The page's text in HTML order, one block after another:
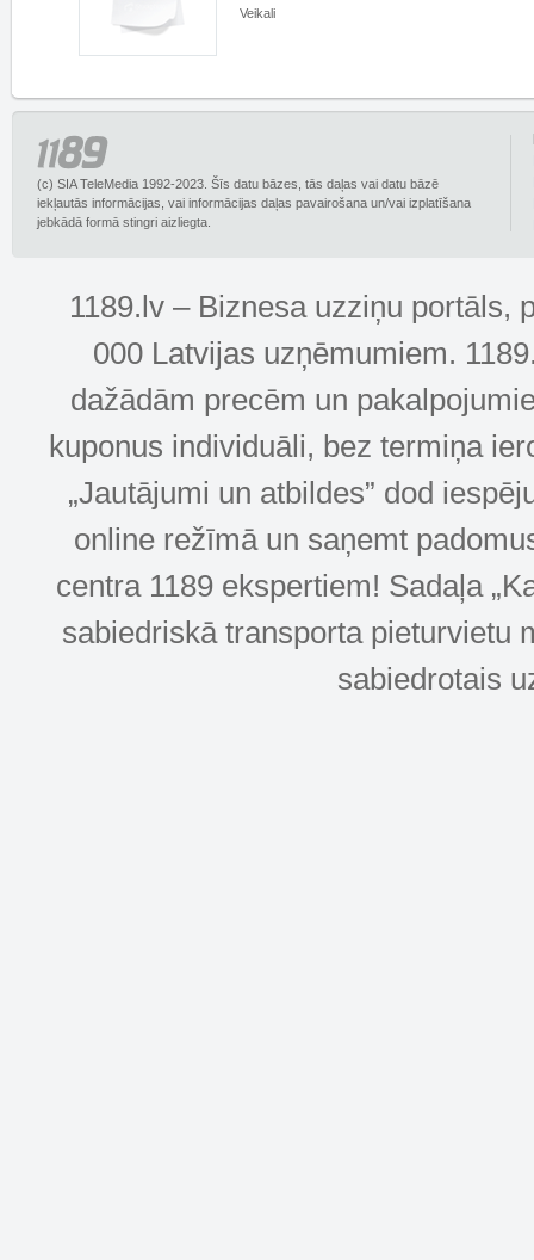
Veikali
(c) SIA TeleMedia 1992-2023. Šīs datu bāzes, tās daļas vai datu bāzē
iekļautās informācijas, vai informācijas daļas pavairošana un/vai izplatīšana
jebkādā formā stingri aizliegta.
1189.lv – Biznesa uzziņu portāls,
000 Latvijas uzņēmumiem.
dažādām precēm un
kuponus individuāli, bez termiņa
„Jautājumi un atbildes” dod
online režīmā un saņemt
centra 1189 ekspertiem! Sadaļa
sabiedriskā transporta pieturvietu
sabiedrotais